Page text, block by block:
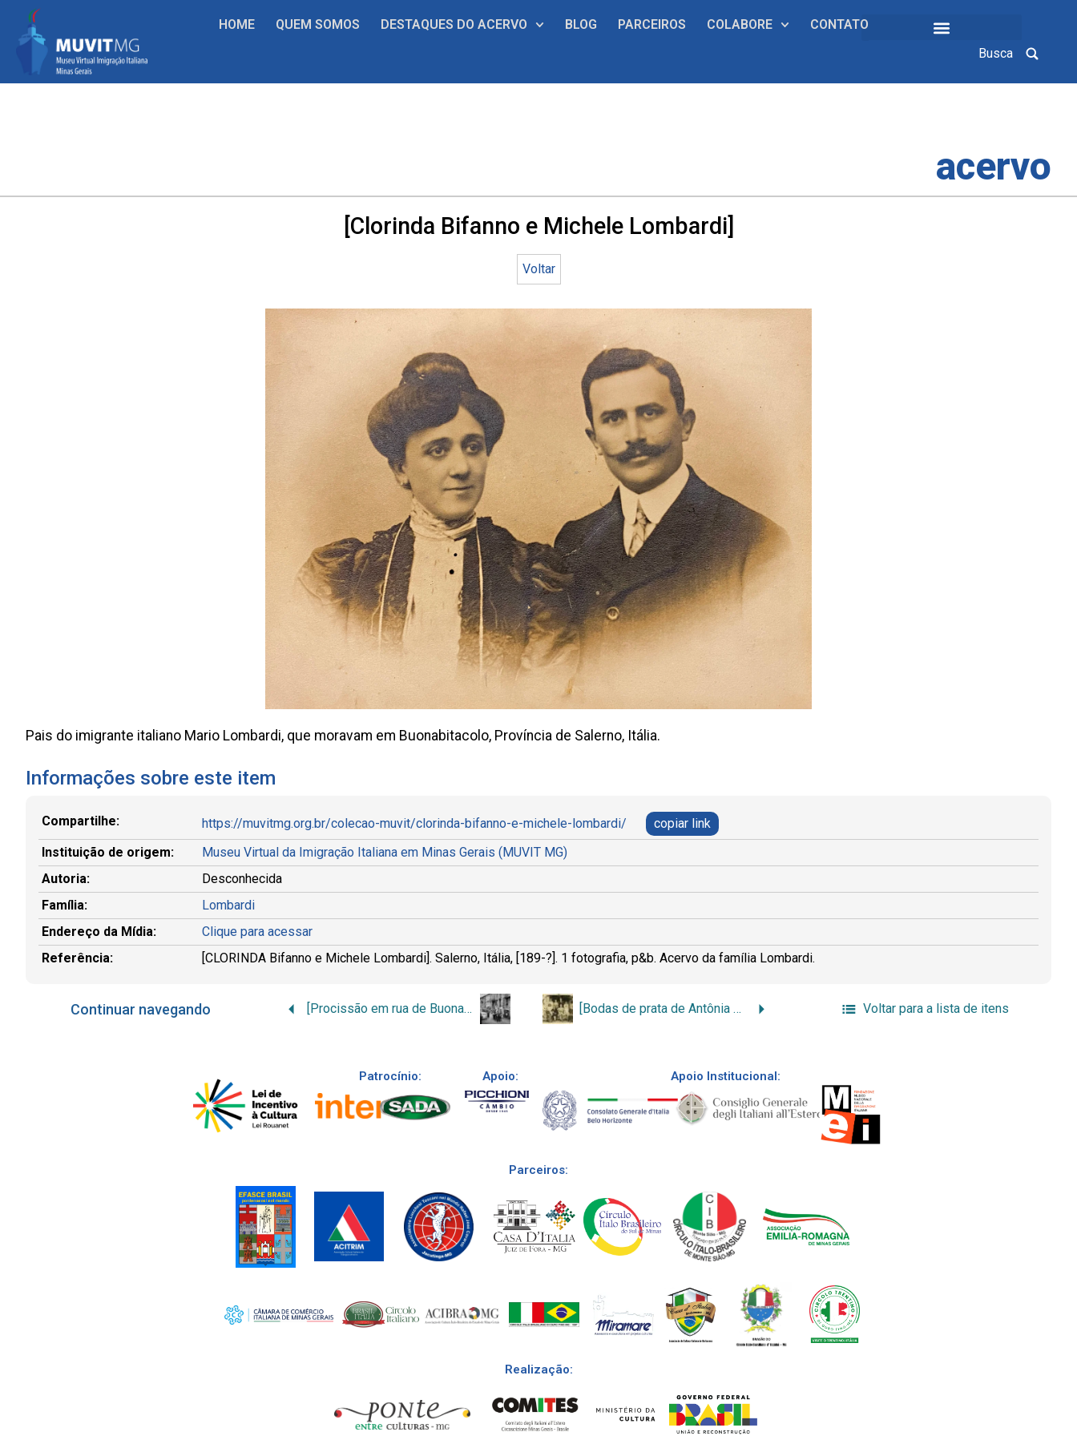
HOME QUEM SOMOS DESTAQUES DO ACERVO BLOG PARCEIROS COLABORE CONTATO
Busca
acervo
[Clorinda Bifanno e Michele Lombardi]
Voltar
Pais do imigrante italiano Mario Lombardi, que moravam em Buonabitacolo, Província de Salerno, Itália.
Informações sobre este item
Compartilhe: https://muvitmg.org.br/colecao-muvit/clorinda-bifanno-e-michele-lombardi/
copiar link
Instituição de origem:
Museu Virtual da Imigração Italiana em Minas Gerais (MUVIT MG)
Autoria:
Desconhecida
Família:
Lombardi
Endereço da Mídia:
Clique para acessar
Referência:
[CLORINDA Bifanno e Michele Lombardi]. Salerno, Itália, [189-?]. 1 fotografia, p&b. Acervo da família Lombardi.
Continuar navegando [Procissão em rua de Buonabitacolo] [Bodas de prata de Antônia Landri Romanelli e José da Silva Romanelli] Voltar para a lista de itens
Patrocínio: Apoio: Apoio Institucional:
Parceiros:
Realização: